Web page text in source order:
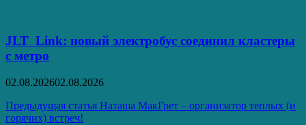
JLT Link: новый электробус соединил кластеры
с метро
02.08.202602.08.2026
Навигация
Предыдущая статья Наташа МакГрет – организатор теплых (и
горячих) встреч!